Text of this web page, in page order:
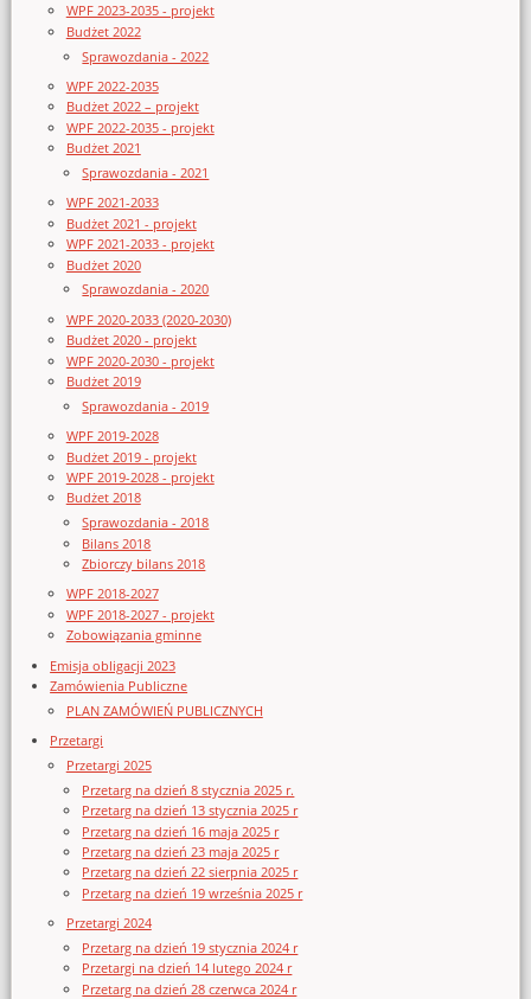
WPF 2023-2035 - projekt
Budżet 2022
Sprawozdania - 2022
WPF 2022-2035
Budżet 2022 – projekt
WPF 2022-2035 - projekt
Budżet 2021
Sprawozdania - 2021
WPF 2021-2033
Budżet 2021 - projekt
WPF 2021-2033 - projekt
Budżet 2020
Sprawozdania - 2020
WPF 2020-2033 (2020-2030)
Budżet 2020 - projekt
WPF 2020-2030 - projekt
Budżet 2019
Sprawozdania - 2019
WPF 2019-2028
Budżet 2019 - projekt
WPF 2019-2028 - projekt
Budżet 2018
Sprawozdania - 2018
Bilans 2018
Zbiorczy bilans 2018
WPF 2018-2027
WPF 2018-2027 - projekt
Zobowiązania gminne
Emisja obligacji 2023
Zamówienia Publiczne
PLAN ZAMÓWIEŃ PUBLICZNYCH
Przetargi
Przetargi 2025
Przetarg na dzień 8 stycznia 2025 r.
Przetarg na dzień 13 stycznia 2025 r
Przetarg na dzień 16 maja 2025 r
Przetarg na dzień 23 maja 2025 r
Przetarg na dzień 22 sierpnia 2025 r
Przetarg na dzień 19 września 2025 r
Przetargi 2024
Przetarg na dzień 19 stycznia 2024 r
Przetargi na dzień 14 lutego 2024 r
Przetarg na dzień 28 czerwca 2024 r